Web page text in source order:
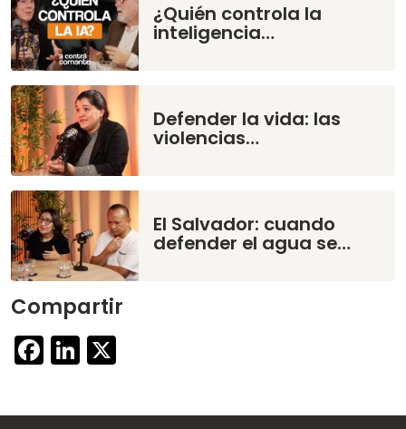
¿Quién controla la
inteligencia…
Defender la vida: las
violencias…
El Salvador: cuando
defender el agua se…
Compartir
Facebook
LinkedIn